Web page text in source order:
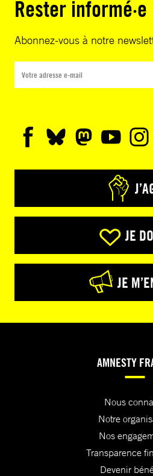
Rester informé·e
Abonnez-vous à notre
JE
JE
AMNESTY
Nous
Notre
Nos
Transparence
Devenir